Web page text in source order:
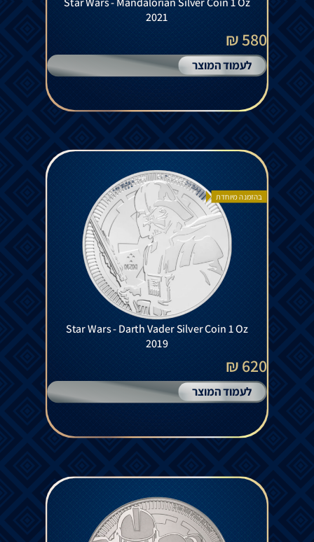
2021
580 ₪
לעמוד המוצר
בהזמנה מיוחדת
Star Wars - Darth Vader Silver Coin 1 Oz
2019
620 ₪
לעמוד המוצר